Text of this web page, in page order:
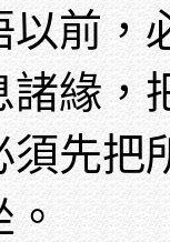
以前，
諸緣，
須先把